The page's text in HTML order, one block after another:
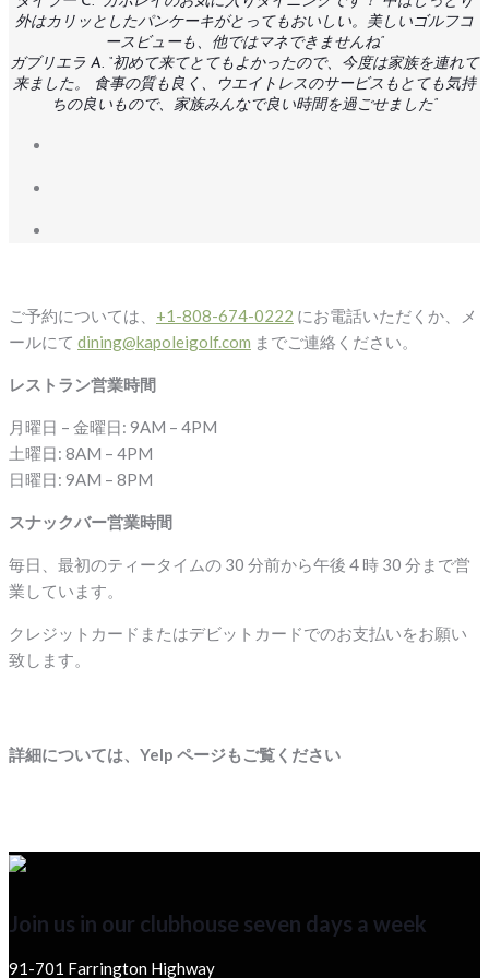
外はカリッとしたパンケーキがとってもおいしい。美しいゴルフコ
ースビューも、他ではマネできませんね”
ガブリエラ A. “初めて来てとてもよかったので、今度は家族を連れて
来ました。 食事の質も良く、ウエイトレスのサービスもとても気持
ちの良いもので、家族みんなで良い時間を過ごせました”
ご予約については、 +1-808-674-0222 にお電話いただくか、メ
ールにて dining@kapoleigolf.com までご連絡ください。
レストラン営業時間
月曜日 – 金曜日: 9AM – 4PM
土曜日: 8AM – 4PM
日曜日: 9AM – 8PM
スナックバー営業時間
毎日、最初のティータイムの 30 分前から午後 4 時 30 分まで営
業しています。
クレジットカードまたはデビットカードでのお支払いをお願い
致します。
詳細については、Yelp ページもご覧ください
Join us in our clubhouse seven days a week
91-701 Farrington Highway